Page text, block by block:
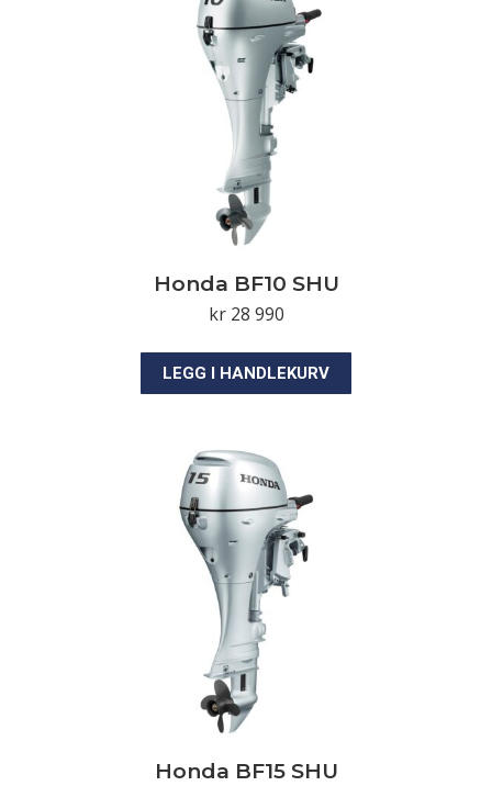
Honda BF10 SHU
kr28 990
LEGG I HANDLEKURV
Honda BF15 SHU